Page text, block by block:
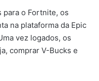
para o Fortnite, os
na plataforma da Epic
vez logados, os
comprar V-Bucks e